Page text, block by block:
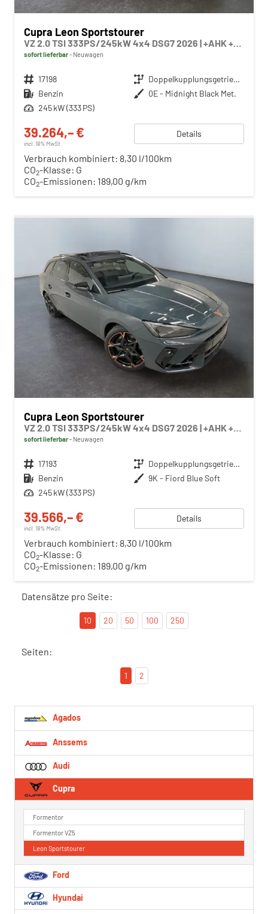
Cupra Leon Sportstourer
VZ 2.0 TSI 333PS/245kW 4x4 DSG7 2026 | +AHK +NAVI +Matrix +Immersive +5J Erw. Garantie
sofort lieferbar Neuwagen
Fahrzeugnr. 17198 Getriebe
Doppelkupplungsgetriebe (DSG)
Kraftstoff Benzin Außenfarbe 0E - Midnight Black Met.
Leistung 245 kW (333 PS)
39.264,– €
incl. 19% MwSt.
Details
Verbrauch kombiniert: 8,30 l/100km
CO2-Klasse: G
CO2-Emissionen: 189,00 g/km
Cupra Leon Sportstourer
VZ 2.0 TSI 333PS/245kW 4x4 DSG7 2026 | +AHK +PANO +NAVI +Matrix +Immersive +5J Erw. Garantie
sofort lieferbar Neuwagen
Fahrzeugnr. 17193 Getriebe
Doppelkupplungsgetriebe (DSG)
Kraftstoff Benzin Außenfarbe 9K - Fiord Blue Soft
Leistung 245 kW (333 PS)
39.566,– €
incl. 19% MwSt.
Details
Verbrauch kombiniert: 8,30 l/100km
CO2-Klasse: G
CO2-Emissionen: 189,00 g/km
Datensätze pro Seite:
10 20 50 100 250
Seiten:
1 2
Agados
Anssems
Audi
Cupra
Formentor
Formentor VZ5
Leon Sportstourer
Ford
Hyundai